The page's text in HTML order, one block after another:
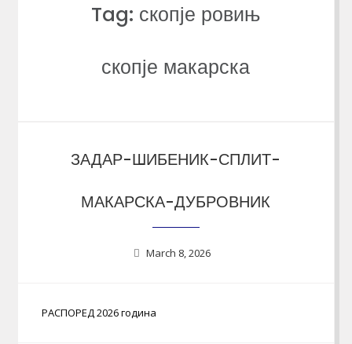
Tag: скопје ровињ
скопје макарска
ЗАДАР-ШИБЕНИК-СПЛИТ-
МАКАРСКА-ДУБРОВНИК
March 8, 2026
РАСПОРЕД 2026 година